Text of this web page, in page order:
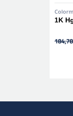
1K